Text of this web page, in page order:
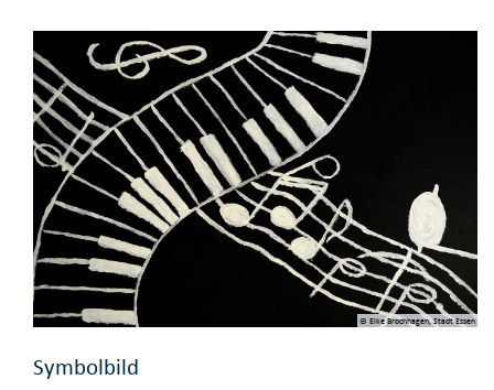
© Elke Brochhagen, Stadt Essen
Symbolbild